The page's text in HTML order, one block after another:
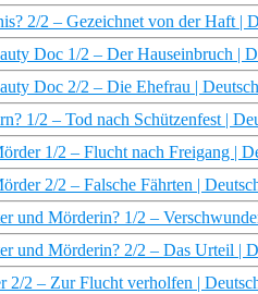
2/2 – Gezeichnet von der Haft |
Doc 1/2 – Der Hauseinbruch |
Doc 2/2 – Die Ehefrau |
1/2 – Tod nach Schützenfest |
1/2 – Flucht nach Freigang |
2/2 – Falsche Fährten |
und Mörderin? 1/2 –
und Mörderin? 2/2 – Das Urteil |
2/2 – Zur Flucht verholfen |